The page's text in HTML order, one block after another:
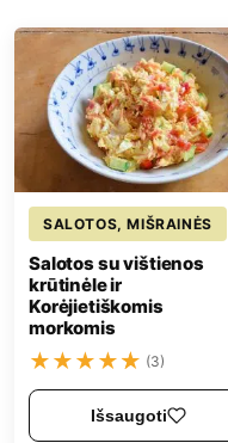
SALOTOS, MIŠRAINĖS
Salotos su vištienos
krūtinėle ir
Korėjietiškomis
morkomis
★★★★★ (3)
Išsaugoti